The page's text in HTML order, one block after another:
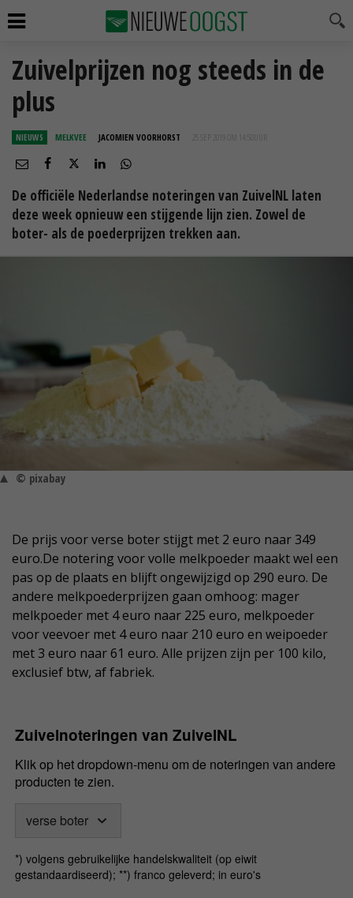
Zuivelprijzen nog steeds in de
plus
NIEUWS MELKVEE JACOMIEN VOORHORST 25 SEP 2019 OM 14:50
De officiële Nederlandse noteringen van ZuivelNL laten
deze week opnieuw een stijgende lijn zien. Zowel de
boter- als de poederprijzen trekken aan.
© pixabay
De prijs voor verse boter stijgt met 2 euro naar 349
euro.De notering voor volle melkpoeder maakt wel een
pas op de plaats en blijft ongewijzigd op 290 euro. De
andere melkpoederprijzen gaan omhoog: mager
melkpoeder met 4 euro naar 225 euro, melkpoeder
voor veevoer met 4 euro naar 210 euro en weipoeder
met 3 euro naar 61 euro. Alle prijzen zijn per 100 kilo,
exclusief btw, af fabriek.